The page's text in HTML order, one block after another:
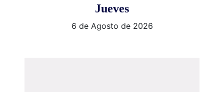
Jueves
6 de Agosto de 2026